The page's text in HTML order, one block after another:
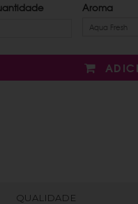
Aroma
Aqua Fresh
QUALIDADE